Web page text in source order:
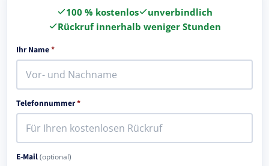
100 % kostenlos
unverbindlich
Rückruf innerhalb weniger Stunden
Ihr Name*
Telefonnummer*
E-Mail(optional)